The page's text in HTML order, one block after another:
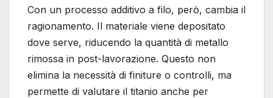
Con un processo additivo a filo, però, cambia il
ragionamento. Il materiale viene depositato
dove serve, riducendo la quantità di metallo
rimossa in post-lavorazione. Questo non
elimina la necessità di finiture o controlli, ma
permette di valutare il titanio anche per